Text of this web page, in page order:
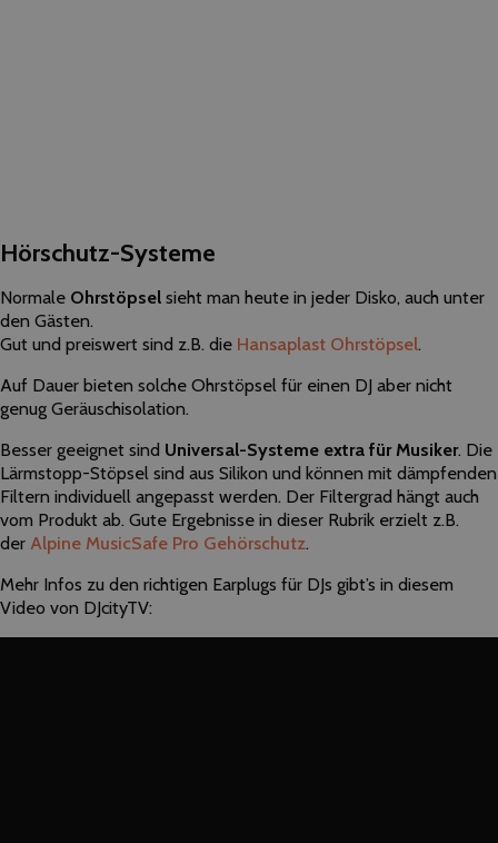
Hörschutz-Systeme
Normale Ohrstöpsel sieht man heute in jeder Disko, auch unter
den Gästen.
Gut und preiswert sind z.B. die Hansaplast Ohrstöpsel.
Auf Dauer bieten solche Ohrstöpsel für einen DJ aber nicht
genug Geräuschisolation.
Besser geeignet sind Universal-Systeme extra für Musiker. Die
Lärmstopp-Stöpsel sind aus Silikon und können mit dämpfenden
Filtern individuell angepasst werden. Der Filtergrad hängt auch
vom Produkt ab. Gute Ergebnisse in dieser Rubrik erzielt z.B.
der Alpine MusicSafe Pro Gehörschutz.
Mehr Infos zu den richtigen Earplugs für DJs gibt’s in diesem
Video von DJcityTV: